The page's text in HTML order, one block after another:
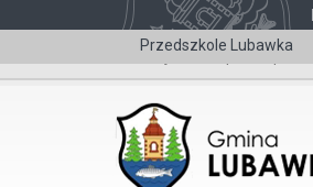
Przedszkole Lubawka
Wersja dla